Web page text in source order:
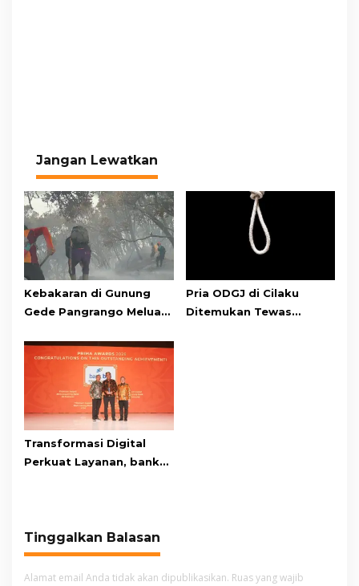
Jangan Lewatkan
Kebakaran di Gunung
Gede Pangrango Meluas,
di Area Kawah Wadon
Pria ODGJ di Cilaku
Ditemukan Tewas
Transformasi Digital
Perkuat Layanan, bank
Tinggalkan Balasan
Alamat email Anda tidak akan dipublikasikan. Ruas yang wajib